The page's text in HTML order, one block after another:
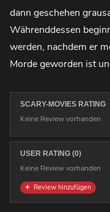
dann geschehen
Währenddessen
werden, nachdem er
Morde geworden ist
SCARY-MOVIES RATING
Keine Review vorhanden
USER RATING (0)
Keine Review vorhanden
Review hinzufügen